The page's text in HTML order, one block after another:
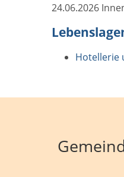
24.06.2026
Hotellerie